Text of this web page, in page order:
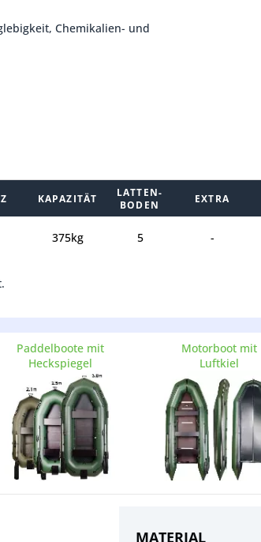
Chemikalien- und
KAPAZITÄT
LATTEN-
BODEN
EXTRA
375kg 5 -
Paddelboote mit
Heckspiegel
Motorboot mit
Luftkiel
MATERIAL